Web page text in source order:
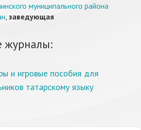
муниципального района
, заведующая
журналы:
и игровые пособия для
татарскому языку